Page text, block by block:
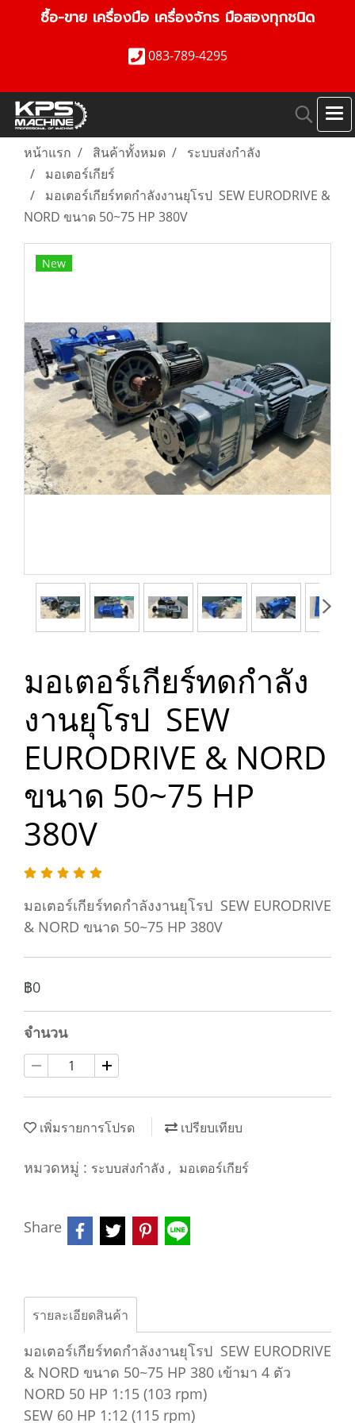
ซื้อ-ขาย เครื่องมือ เครื่องจักร มือสองทุกชนิด
083-789-4295
หน้าแรก สินค้าทั้งหมด
ระบบส่งกำลัง
มอเตอร์เกียร์
มอเตอร์เกียร์ทดกำลังงานยุโรป SEW EURODRIVE &
NORD ขนาด 50~75 HP 380V
New
มอเตอร์เกียร์ทดกำลัง
งานยุโรป SEW
EURODRIVE & NORD
ขนาด 50~75 HP
380V
มอเตอร์เกียร์ทดกำลังงานยุโรป SEW EURODRIVE
& NORD ขนาด 50~75 HP 380V
฿0
จำนวน
เพิ่มรายการโปรด เปรียบเทียบ
หมวดหมู่ : ระบบส่งกำลัง , มอเตอร์เกียร์
Share
รายละเอียดสินค้า
มอเตอร์เกียร์ทดกำลังงานยุโรป SEW EURODRIVE
& NORD ขนาด 50~75 HP 380 เข้ามา 4 ตัว
NORD 50 HP 1:15 (103 rpm)
SEW 60 HP 1:12 (115 rpm)